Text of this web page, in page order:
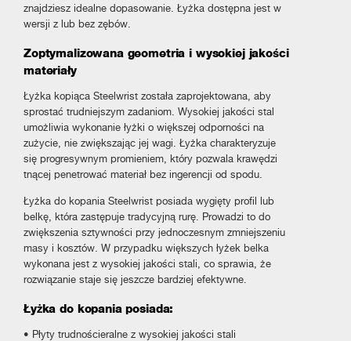
znajdziesz idealne dopasowanie. Łyżka dostępna jest w
wersji z lub bez zębów.
Zoptymalizowana geometria i wysokiej jakości
materiały
Łyżka kopiąca Steelwrist została zaprojektowana, aby
sprostać trudniejszym zadaniom. Wysokiej jakości stal
umożliwia wykonanie łyżki o większej odporności na
zużycie, nie zwiększając jej wagi. Łyżka charakteryzuje
się progresywnym promieniem, który pozwala krawędzi
tnącej penetrować materiał bez ingerencji od spodu.
Łyżka do kopania Steelwrist posiada wygięty profil lub
belkę, która zastępuje tradycyjną rurę. Prowadzi to do
zwiększenia sztywności przy jednoczesnym zmniejszeniu
masy i kosztów. W przypadku większych łyżek belka
wykonana jest z wysokiej jakości stali, co sprawia, że
rozwiązanie staje się jeszcze bardziej efektywne.
Łyżka do kopania posiada:
• Płyty trudnościeralne z wysokiej jakości stali